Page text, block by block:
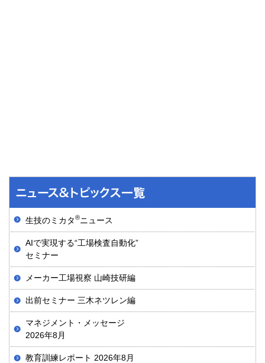
生技のミカタ®ニュース
AIで実現する“工場検査自動化”
セミナー
メーカー工場視察 山崎技研編
出前セミナー 三木ネツレン編
マネジメント・メッセージ
2026年8月
教育訓練レポート 2026年8月